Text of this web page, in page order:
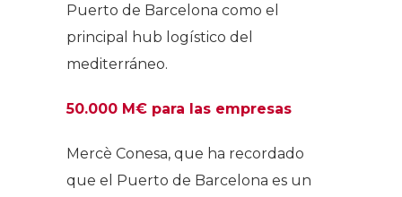
Puerto de Barcelona como el
principal hub logístico del
mediterráneo.
50.000 M€ para las empresas
Mercè Conesa, que ha recordado
que el Puerto de Barcelona es un